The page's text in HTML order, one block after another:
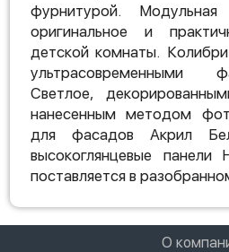
фурнитурой.
оригинальное и
детской комнаты.
ультрасовременными
Светлое,
нанесенным методом
для фасадов Акрил
высокоглянцевые панели
поставляется в
О